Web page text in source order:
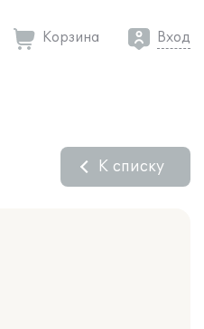
Корзина Вход
К списку